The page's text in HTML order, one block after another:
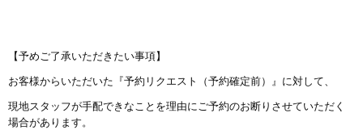
【予めご了承いただきたい事項】
お客様からいただいた『予約リクエスト（予約確定前）』に対して、
現地スタッフが手配できなことを理由にご予約のお断りさせていただく
場合があります。